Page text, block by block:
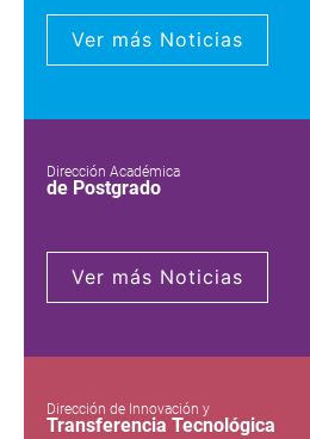
Ver más Noticias
Dirección Académica
de Postgrado
Ver más Noticias
Dirección de Innovación y
Transferencia Tecnológica